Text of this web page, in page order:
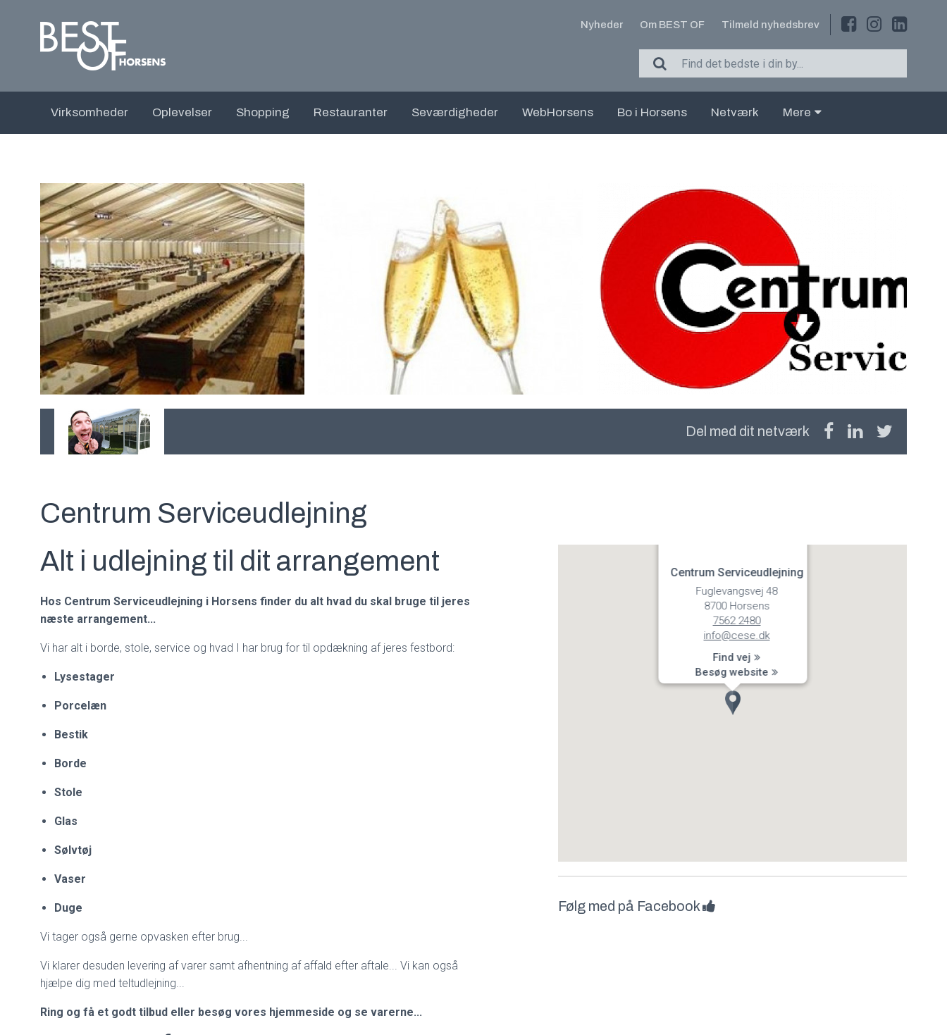
Nyheder Om BEST OF Tilmeld nyhedsbrev
Virksomheder Oplevelser Shopping Restauranter Seværdigheder WebHorsens Bo i Horsens Netværk Mere
Del med dit netværk
Centrum Serviceudlejning
Alt i udlejning til dit arrangement
Hos Centrum Serviceudlejning i Horsens finder du alt hvad du skal bruge til jeres
næste arrangement...
Vi har alt i borde, stole, service og hvad I har brug for til opdækning af jeres festbord:
Lysestager
Porcelæn
Bestik
Borde
Stole
Glas
Sølvtøj
Vaser
Duge
Vi tager også gerne opvasken efter brug...
Vi klarer desuden levering af varer samt afhentning af affald efter aftale... Vi kan også
hjælpe dig med teltudlejning...
Ring og få et godt tilbud eller besøg vores hjemmeside og se varerne...
Centrum Serviceudlejning
Fuglevangsvej 48
8700 Horsens
7562 2480
info@cese.dk
Find vej
Besøg website
Følg med på Facebook